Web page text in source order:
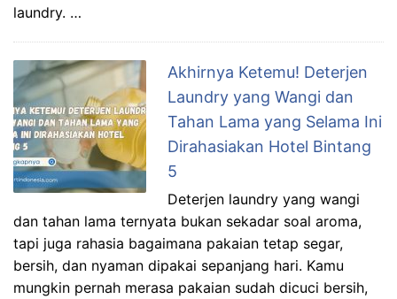
laundry. …
Akhirnya Ketemu! Deterjen
Laundry yang Wangi dan
Tahan Lama yang Selama Ini
Dirahasiakan Hotel Bintang
5
Deterjen laundry yang wangi
dan tahan lama ternyata bukan sekadar soal aroma,
tapi juga rahasia bagaimana pakaian tetap segar,
bersih, dan nyaman dipakai sepanjang hari. Kamu
mungkin pernah merasa pakaian sudah dicuci bersih,